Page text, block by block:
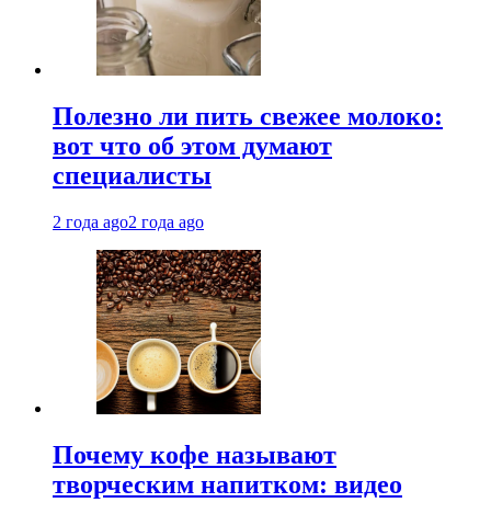
Полезно ли пить свежее молоко:
вот что об этом думают
специалисты
2 года ago2 года ago
Почему кофе называют
творческим напитком: видео